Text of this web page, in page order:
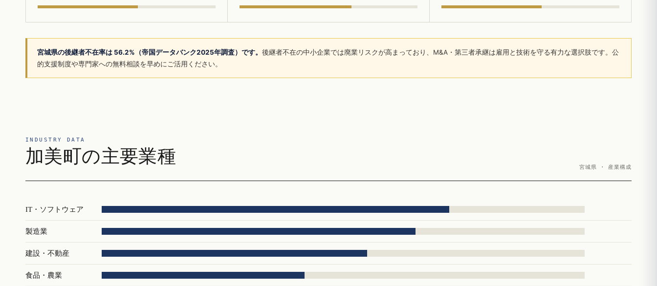
宮城県の後継者不在率は 56.2%（帝国データバンク2025年調査）です。 後継者不在の中小企業では廃業リスクが高まっており、M&A・第三者承継は雇用と技術を守る有力な選択肢です。公
的支援制度や専門家への無料相談を早めにご活用ください。
INDUSTRY DATA
加美町の主要業種
宮城県 · 産業構成
IT・ソフトウェア
製造業
建設・不動産
食品・農業